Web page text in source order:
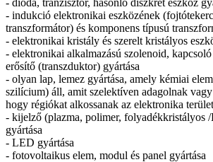
- indukció elektronikai eszközének
transzformátor) és komponens típusú
- elektronikai kristály és szerelt kristályos
- elektronikai alkalmazású szolenoid, kapcsoló
erősítő (transzduktor) gyártása
- olyan lap, lemez gyártása, amely kémiai
szilícium) áll, amit szelektíven adagolnak
hogy régiókat alkossanak az elektronika
- kijelző (plazma, polimer, folyadékkristályos
gyártása
- LED gyártása
- fotovoltaikus elem, modul és panel gyártása